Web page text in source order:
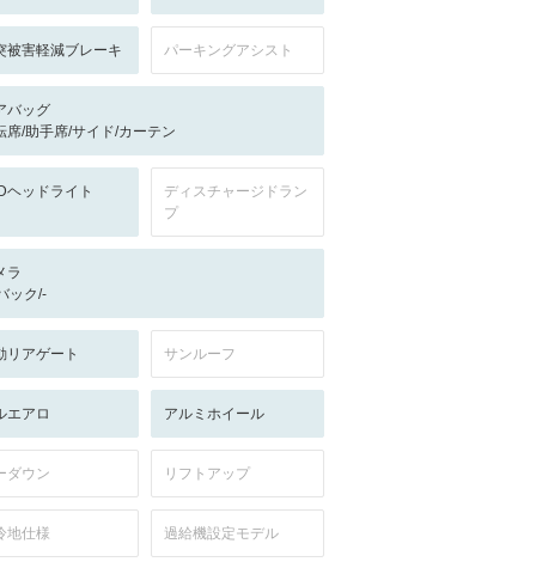
被害軽減ブレーキ パーキングアシスト
バッグ
席/助手席/サイド/カーテン
ヘッドライト
ディスチャージドラン
プ
ラ
ック/-
リアゲート サンルーフ
エアロ アルミホイール
ダウン リフトアップ
地仕様 過給機設定モデル